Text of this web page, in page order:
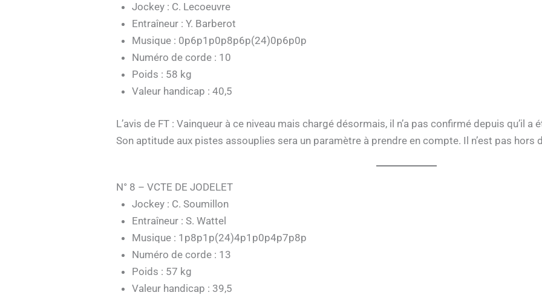
Jockey : C. Lecoeuvre
Entraîneur : Y. Barberot
Musique : 0p6p1p0p8p6p(24)0p6p0p
Numéro de corde : 10
Poids : 58 kg
Valeur handicap : 40,5
L’avis de FT : Vainqueur à ce niveau mais chargé désormais, il n’a pas confirmé depuis qu’il a
Son aptitude aux pistes assouplies sera un paramètre à prendre en compte. Il n’est pas hors
N° 8 – VCTE DE JODELET
Jockey : C. Soumillon
Entraîneur : S. Wattel
Musique : 1p8p1p(24)4p1p0p4p7p8p
Numéro de corde : 13
Poids : 57 kg
Valeur handicap : 39,5